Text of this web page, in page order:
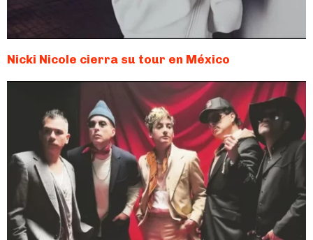
Nicki Nicole cierra su tour en México